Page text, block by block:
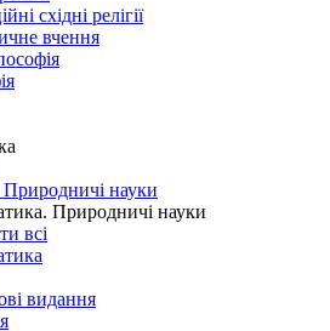
східні релігії
вчення
науки
Природничі науки
всі
видання